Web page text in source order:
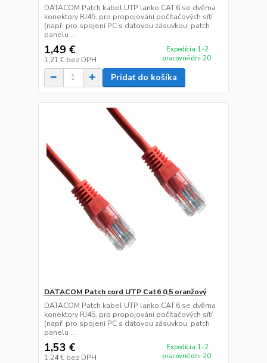
DATACOM Patch kabel UTP lanko CAT.6 se dvěma
konektory RJ45, pro propojování počítačových sítí
(např. pro spojení PC s datovou zásuvkou, patch
panelu ...
1,49 €
1,21 € bez DPH
Expedícia 1-2
pracovné dni 20
Pridať do košíka
DATACOM Patch cord UTP Cat6 0,5 oranžový
DATACOM Patch kabel UTP lanko CAT.6 se dvěma
konektory RJ45, pro propojování počítačových sítí
(např. pro spojení PC s datovou zásuvkou, patch
panelu ...
1,53 €
1,24 € bez DPH
Expedícia 1-2
pracovné dni 20